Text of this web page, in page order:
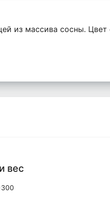
из массива сосны.
вес